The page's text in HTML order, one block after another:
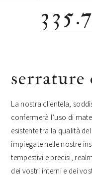
serrature
La nostra clientela,
confermerà l’uso di
esistente tra la qualità
impiegate nelle nostre
tempestivi e precisi,
dei vostri interni e dei